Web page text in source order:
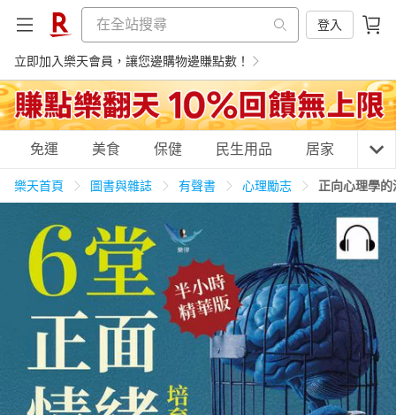
登入
立即加入樂天會員，讓您邊購物邊賺點數！
購物網分類
天天免運 美食蛋糕 民生用品
居家生活 3C家電 運動休閒 親子玩具
女裝 男裝 化妝保養 情趣用品
免運 美食 保健 民生用品 居家 3C
樂天首頁 圖書與雜誌 有聲書 心理勵志 正向心理學